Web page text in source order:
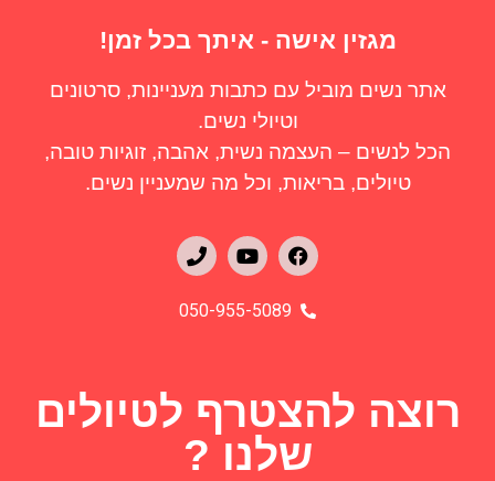
מגזין אישה - איתך בכל זמן!
אתר נשים מוביל עם כתבות מעניינות, סרטונים
וטיולי נשים.
הכל לנשים – העצמה נשית, אהבה, זוגיות טובה,
טיולים, בריאות, וכל מה שמעניין נשים.
050-955-5089
רוצה להצטרף לטיולים
שלנו ?